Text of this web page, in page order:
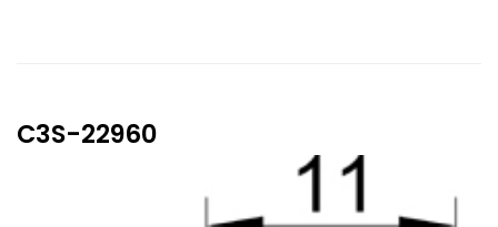
C3S-22960